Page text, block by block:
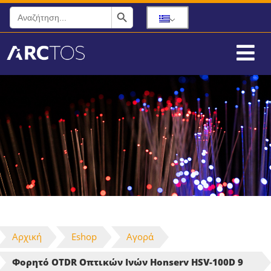
Search
for:
Search Button
Αρχική Eshop Αγορά
Φορητό OTDR Οπτικών Ινών Honserv HSV-100D 9